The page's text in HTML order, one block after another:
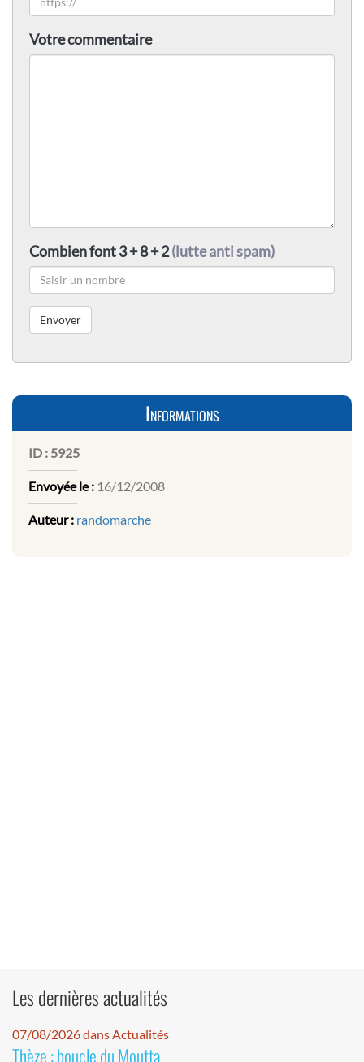
Votre commentaire
Combien font 3 + 8 + 2(lutte anti spam)
Informations
ID : 5925
Envoyée le : 16/12/2008
Auteur : randomarche
Les dernières actualités
07/08/2026 dans Actualités
Thèze : boucle du Moutta